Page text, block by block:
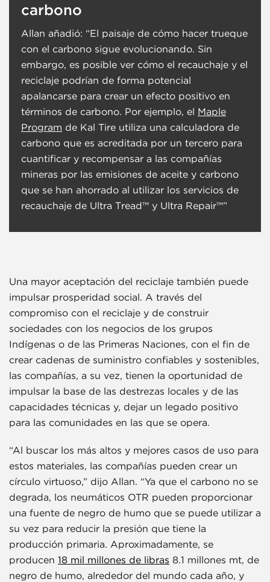
carbono
Allan añadió: “El paisaje de cómo hacer trueque
con el carbono sigue evolucionando. Sin
embargo, es posible ver cómo el recauchaje y el
reciclaje podrían de forma potencial
apalancarse para crear un efecto positivo en
términos de carbono. Por ejemplo, el Maple
Program de Kal Tire utiliza una calculadora de
carbono que es acreditada por un tercero para
cuantificar y recompensar a las compañías
mineras por las emisiones de aceite y carbono
que se han ahorrado al utilizar los servicios de
recauchaje de Ultra Tread™ y Ultra Repair™”
Una mayor aceptación del reciclaje también puede
impulsar prosperidad social. A través del
compromiso con el reciclaje y de construir
sociedades con los negocios de los grupos
Indígenas o de las Primeras Naciones, con el fin de
crear cadenas de suministro confiables y sostenibles,
las compañías, a su vez, tienen la oportunidad de
impulsar la base de las destrezas locales y de las
capacidades técnicas y, dejar un legado positivo
para las comunidades en las que se opera.
“Al buscar los más altos y mejores casos de uso para
estos materiales, las compañías pueden crear un
círculo virtuoso,” dijo Allan. “Ya que el carbono no se
degrada, los neumáticos OTR pueden proporcionar
una fuente de negro de humo que se puede utilizar a
su vez para reducir la presión que tiene la
producción primaria. Aproximadamente, se
producen 18 mil millones de libras 8.1 millones mt, de
negro de humo, alrededor del mundo cada año, y